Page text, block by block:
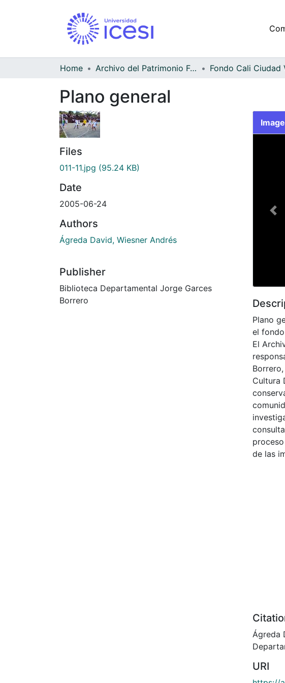
Home Archivo del Patrimonio Fotográfico y Fílmico del Valle del Cauca Fondo Cali Ciudad
Plano general
Files
011-11.jpg (95.24 KB)
Date
2005-06-24
Authors
Ágreda David, Wiesner Andrés
Publisher
Biblioteca Departamental Jorge Garces
Borrero
Plano
el
El
Cultura
de las
Ágreda
URI